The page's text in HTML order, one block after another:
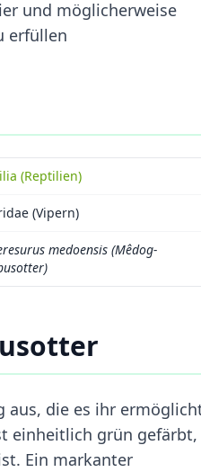
und möglicherweise
erfüllen
(Reptilien)
(Vipern)
medoensis (Mêdog-
aus, die es ihr
einheitlich grün gefärbt,
Ein markanter